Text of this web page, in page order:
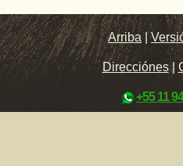
Arriba |
Direcciónes|
+55 11